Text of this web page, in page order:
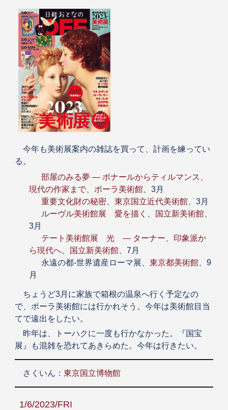
今年も美術展案内の雑誌を買って、計画を練ってい
る。
部屋のみる夢 ― ボナールからティルマンス、
現代の作家まで、 ポーラ美術館、3月
重要文化財の秘密、 東京国立近代美術館、3月
ルーヴル美術館展 愛を描く
国立新美術館、
3月
テート美術館展 光 ― ターナー、印象派か
ら現代へ、 国立新美術館、7月
永遠の都-世界遺産ローマ展、 東京都美術館、9
月
ちょうど3月に家族で箱根の温泉へ行く予定なの
で、ポーラ美術館には行かれそう。今年は美術館目当
てで遠出をしたい。
昨年は、トーハクに一度も行かなかった。『国宝
展』も混雑を恐れてあきらめた。今年は行きたい。
さくいん： 東京国立博物館
1/6/2023/FRI